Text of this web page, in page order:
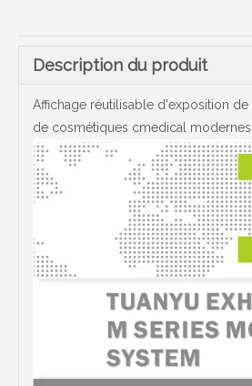
Description du produit
Affichage réutilisable d'exposition de
de cosmétiques cmedical